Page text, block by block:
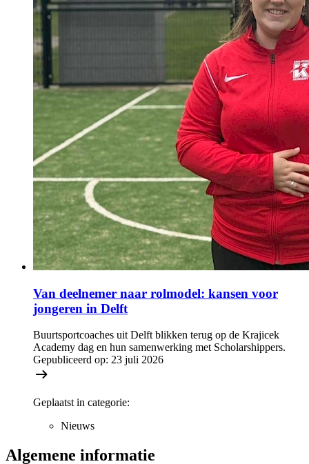
Van deelnemer naar rolmodel: kansen voor
jongeren in Delft
Buurtsportcoaches uit Delft blikken terug op de Krajicek
Academy dag en hun samenwerking met Scholarshippers.
Gepubliceerd op: 23 juli 2026
Geplaatst in categorie:
Nieuws
Algemene informatie